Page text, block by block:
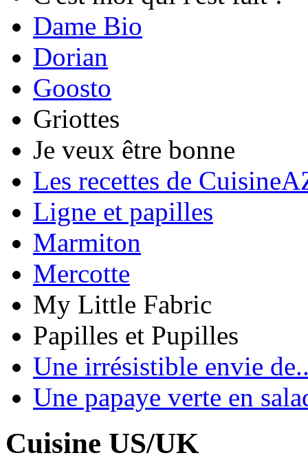
Dame Bio
Dorian
Goosto
Griottes
Je veux être bonne
Les recettes de
Ligne et papilles
Marmiton
Mercotte
My Little Fabric
Papilles et Pupilles
Une irrésistible envie
Une papaye verte en
Cuisine US/UK